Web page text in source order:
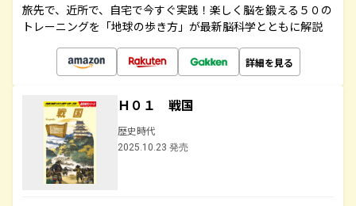
旅先で、近所で、自宅で今すぐ実践！楽しく脳を鍛える５０の
トレーニングを「地球の歩き方」が最新脳科学とともに解説
詳細を見る
Ｈ０１ 戦国
歴史時代
2025.10.23 発売